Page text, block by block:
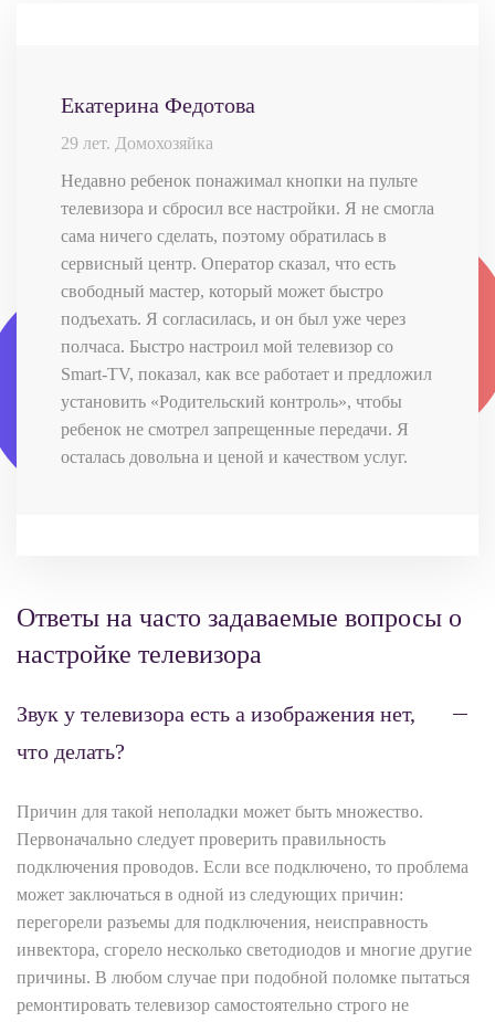
Екатерина Федотова
29 лет. Домохозяйка
Недавно ребенок понажимал кнопки на пульте
телевизора и сбросил все настройки. Я не смогла
сама ничего сделать, поэтому обратилась в
сервисный центр. Оператор сказал, что есть
свободный мастер, который может быстро
подъехать. Я согласилась, и он был уже через
полчаса. Быстро настроил мой телевизор со
Smart-TV, показал, как все работает и предложил
установить «Родительский контроль», чтобы
ребенок не смотрел запрещенные передачи. Я
осталась довольна и ценой и качеством услуг.
Ответы на часто задаваемые вопросы о
настройке телевизора
Звук у телевизора есть а изображения нет,
что делать?
Причин для такой неполадки может быть множество.
Первоначально следует проверить правильность
подключения проводов. Если все подключено, то проблема
может заключаться в одной из следующих причин:
перегорели разъемы для подключения, неисправность
инвектора, сгорело несколько светодиодов и многие другие
причины. В любом случае при подобной поломке пытаться
ремонтировать телевизор самостоятельно строго не